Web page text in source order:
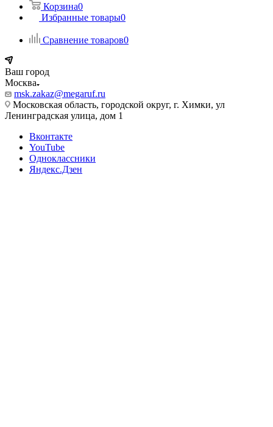
Корзина0
Избранные товары0
Сравнение товаров0
Ваш город
Москва
msk.zakaz@megaruf.ru
Московская область, городской округ, г. Химки, ул
Ленинградская улица, дом 1
Вконтакте
YouTube
Одноклассники
Яндекс.Дзен